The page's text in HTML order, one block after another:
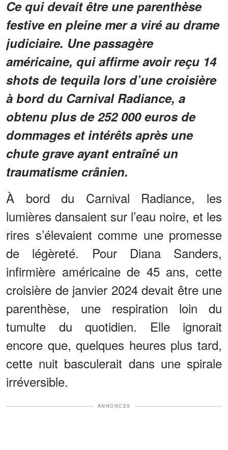
Ce qui devait être une parenthèse
festive en pleine mer a viré au drame
judiciaire. Une passagère
américaine, qui affirme avoir reçu 14
shots de tequila lors d’une croisière
à bord du Carnival Radiance, a
obtenu plus de 252 000 euros de
dommages et intérêts après une
chute grave ayant entraîné un
traumatisme crânien.
À bord du Carnival Radiance, les
lumières dansaient sur l’eau noire, et les
rires s’élevaient comme une promesse
de légèreté. Pour Diana Sanders,
infirmière américaine de 45 ans, cette
croisière de janvier 2024 devait être une
parenthèse, une respiration loin du
tumulte du quotidien. Elle ignorait
encore que, quelques heures plus tard,
cette nuit basculerait dans une spirale
irréversible.
ANNONCES